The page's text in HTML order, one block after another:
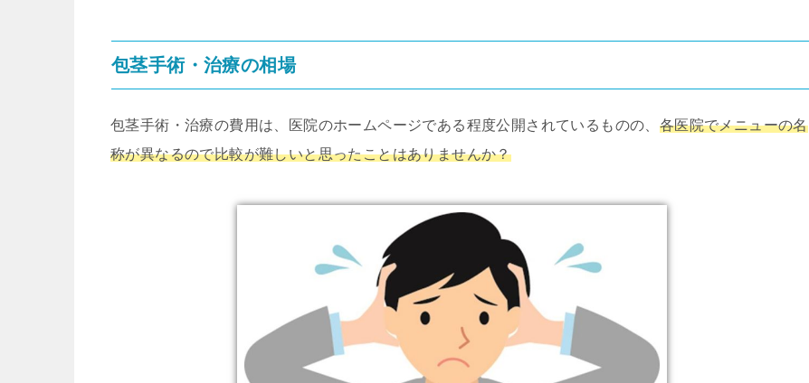
包茎手術・治療の相場
包茎手術・治療の費用は、医院のホームページである程度公開されているものの、 各医院でメニューの名
称が異なるので比較が難しいと思ったことはありませんか？